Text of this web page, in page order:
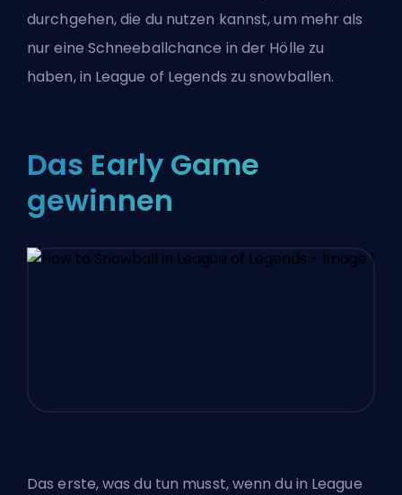
durchgehen, die du nutzen kannst, um mehr als
nur eine Schneeballchance in der Hölle zu
haben, in League of Legends zu snowballen.
Das Early Game
gewinnen
Das erste, was du tun musst, wenn du in League